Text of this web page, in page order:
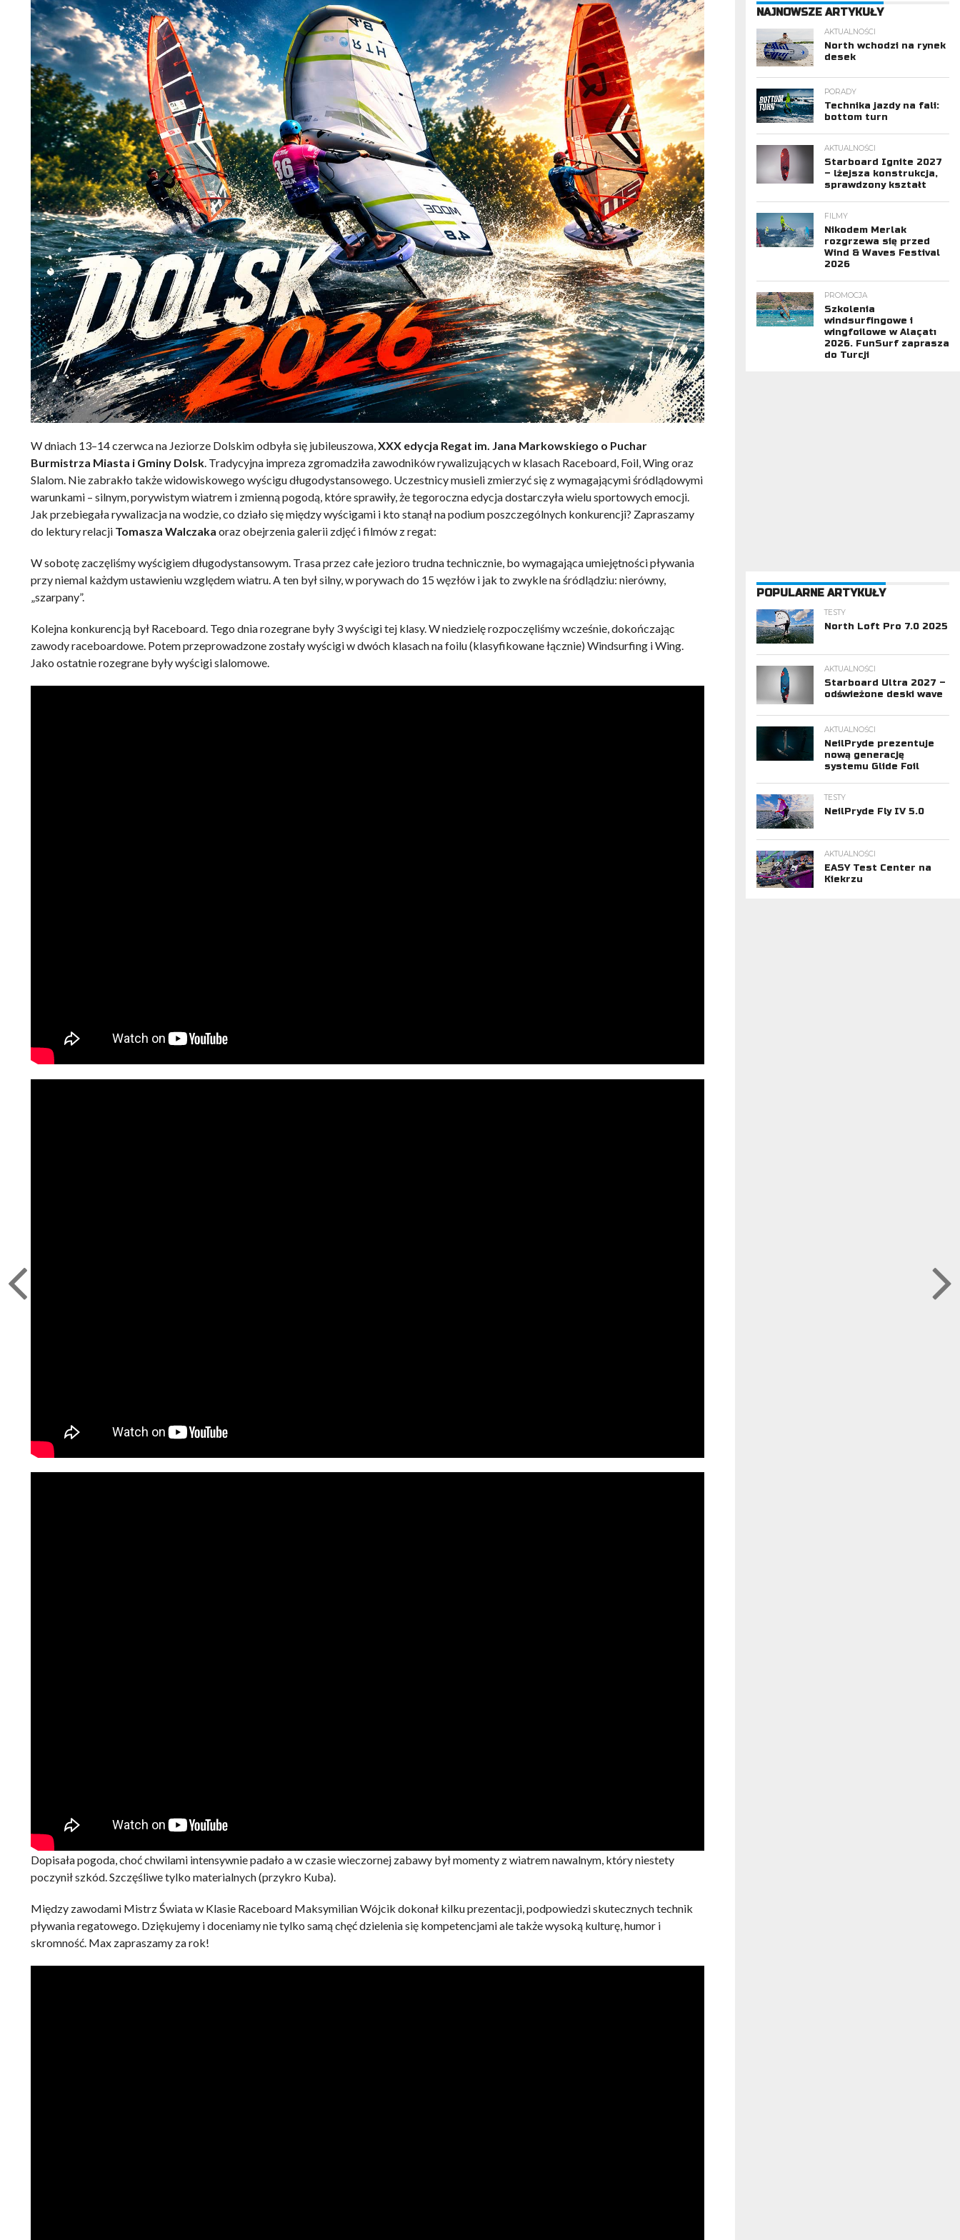
W dniach 13–14 czerwca na Jeziorze Dolskim odbyła się jubileuszowa,XXX edycja Regat im. Jana Markowskiego o Puchar
Burmistrza Miasta i Gminy Dolsk. Tradycyjna impreza zgromadziła zawodników rywalizujących w klasach Raceboard, Foil, Wing oraz
Slalom. Nie zabrakło także widowiskowego wyścigu długodystansowego. Uczestnicy musieli zmierzyć się z wymagającymi śródlądowymi
warunkami – silnym, porywistym wiatrem i zmienną pogodą, które sprawiły, że tegoroczna edycja dostarczyła wielu sportowych emocji.
Jak przebiegała rywalizacja na wodzie, co działo się między wyścigami i kto stanął na podium poszczególnych konkurencji? Zapraszamy
do lektury relacji Tomasza Walczaka oraz obejrzenia galerii zdjęć i filmów z regat:
W sobotę zaczęliśmy wyścigiem długodystansowym. Trasa przez całe jezioro trudna technicznie, bo wymagająca umiejętności pływania
przy niemal każdym ustawieniu względem wiatru. A ten był silny, w porywach do 15 węzłów i jak to zwykle na śródlądziu: nierówny,
„szarpany”.
Kolejna konkurencją był Raceboard. Tego dnia rozegrane były 3 wyścigi tej klasy. W niedzielę rozpoczęliśmy wcześnie, dokończając
zawody raceboardowe. Potem przeprowadzone zostały wyścigi w dwóch klasach na foilu (klasyfikowane łącznie) Windsurfing i Wing.
Jako ostatnie rozegrane były wyścigi slalomowe.
Dopisała pogoda, choć chwilami intensywnie padało a w czasie wieczornej zabawy był momenty z wiatrem nawalnym, który niestety
poczynił szkód. Szczęśliwe tylko materialnych (przykro Kuba).
Między zawodami Mistrz Świata w Klasie Raceboard Maksymilian Wójcik dokonał kilku prezentacji, podpowiedzi skutecznych technik
pływania regatowego. Dziękujemy i doceniamy nie tylko samą chęć dzielenia się kompetencjami ale także wysoką kulturę, humor i
skromność. Max zapraszamy za rok!
NAJNOWSZE ARTYKUŁY
AKTUALNOŚCI
North wchodzi na rynek
desek
PORADY
Technika jazdy na fali:
bottom turn
AKTUALNOŚCI
Starboard Ignite 2027
– lżejsza konstrukcja,
sprawdzony kształt
FILMY
Nikodem Merlak
rozgrzewa się przed
Wind & Waves Festival
2026
PROMOCJA
Szkolenia
windsurfingowe i
wingfoilowe w Alaçatı
2026. FunSurf zaprasza
do Turcji
POPULARNE ARTYKUŁY
TESTY
North Loft Pro 7.0 2025
AKTUALNOŚCI
Starboard Ultra 2027 –
odświeżone deski wave
AKTUALNOŚCI
NeilPryde prezentuje
nową generację
systemu Glide Foil
TESTY
NeilPryde Fly IV 5.0
AKTUALNOŚCI
EASY Test Center na
Kiekrzu